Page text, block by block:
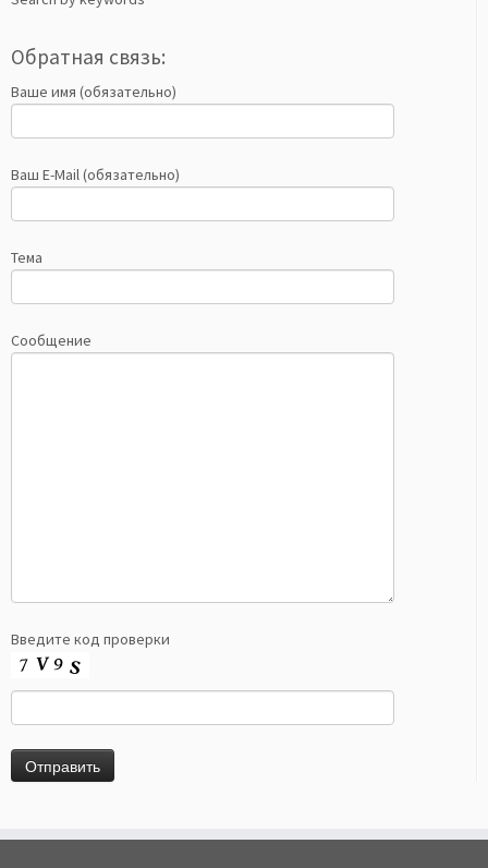
Обратная связь:
Ваше имя (обязательно)
Ваш E-Mail (обязательно)
Тема
Сообщение
Введите код проверки